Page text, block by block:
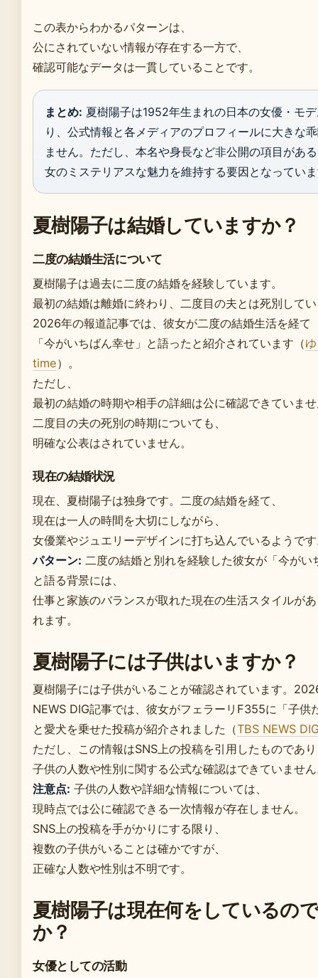
この表からわかるパターンは、
公にされていない情報が存在する一方で、
確認可能なデータは一貫していることです。
まとめ: 夏樹陽子は1952年生まれの日本の女優・モ
り、公式情報と各メディアのプロフィールに大きな
ません。ただし、本名や身長など非公開の項目があ
女のミステリアスな魅力を維持する要因となってい
夏樹陽子は結婚していますか？
二度の結婚生活について
夏樹陽子は過去に二度の結婚を経験しています。
最初の結婚は離婚に終わり、二度目の夫とは死別して
2026年の報道記事では、彼女が二度の結婚生活を経て
「今がいちばん幸せ」と語ったと紹介されています（
time）。
ただし、
最初の結婚の時期や相手の詳細は公に確認できていま
二度目の夫の死別の時期についても、
明確な公表はされていません。
現在の結婚状況
現在、夏樹陽子は独身です。二度の結婚を経て、
現在は一人の時間を大切にしながら、
女優業やジュエリーデザインに打ち込んでいるようで
パターン: 二度の結婚と別れを経験した彼女が「今がい
と語る背景には、
仕事と家族のバランスが取れた現在の生活スタイルが
れます。
夏樹陽子には子供はいますか？
夏樹陽子には子供がいることが確認されています。
NEWS DIG記事では、彼女がフェラーリF355に「子供
と愛犬を乗せた投稿が紹介されました（TBS NEWS
ただし、この情報はSNS上の投稿を引用したものであ
子供の人数や性別に関する公式な確認はできていませ
注意点: 子供の人数や詳細な情報については、
現時点では公に確認できる一次情報が存在しません。
SNS上の投稿を手がかりにする限り、
複数の子供がいることは確かですが、
正確な人数や性別は不明です。
夏樹陽子は現在何をしているの
か？
女優としての活動